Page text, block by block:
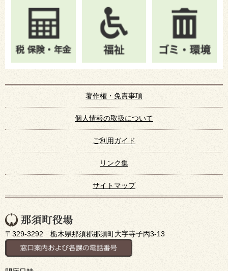
著作権・免責事項
個人情報の取扱について
ご利用ガイド
リンク集
サイトマップ
〒329-3292 栃木県那須郡那須町大字寺子丙3-13